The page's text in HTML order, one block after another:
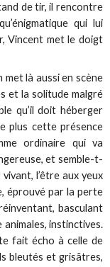
de tir, il rencontre
qui lui
Vincent met le doigt
là aussi en scène
et la solitude malgré
qu’il doit héberger
plus cette présence
ordinaire qui va
et semble-t-
l’être aux yeux
éprouvé par la perte
basculant
instinctives.
fait écho à celle de
bleutés et grisâtres,